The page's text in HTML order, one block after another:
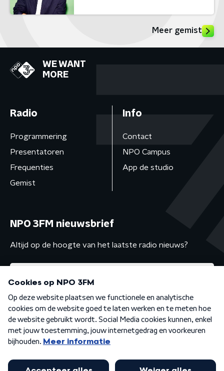
Meer gemist
WE WANT
MORE
Radio
Programmering
Presentatoren
Frequenties
Gemist
Info
Contact
NPO Campus
App de studio
NPO 3FM nieuwsbrief
Altijd op de hoogte van het laatste radio nieuws?
Algemene voorwaarden Privacybeleid